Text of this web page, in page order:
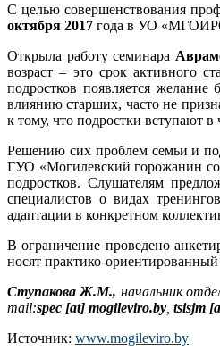
С целью совершенствования
октября 2017 года в УО
Открыла работу семинара
возраст – это срок активного
подростков появляется
влиянию старших, часто не
к тому, что подростки вступают
Решению сих проблем семьи и
ГУО «Могилевский горожанин
подростков. Слушателям
специалистов о видах
адаптации в конкретном
В ограничение проведено
носят практико-ориентированный
Ступакова Ж.М., начальник
mail:spec [at] mogileviro.by tsisjm
Источник: www.mogileviro.by